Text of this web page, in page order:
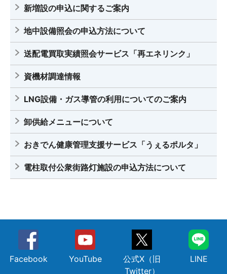
新増設の申込に関するご案内
地中設備照会の申込方法について
送配電買取実績照会サービス「再エネリンク」
資機材調達情報
LNG設備・ガス導管の利用についてのご案内
卸供給メニューについて
おきでん健康管理支援サービス「うぇるポルタ」
電柱取付公衆街路灯施設の申込方法について
Facebook YouTube
公式X（旧
Twitter）
LINE